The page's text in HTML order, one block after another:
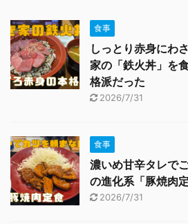
食事
しっとり赤身にわ
家の「鉄火丼」を
格派だった
2026/7/31
食事
濃いめ甘辛タレで
の進化系「豚焼肉
2026/7/31